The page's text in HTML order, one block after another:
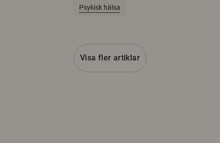
Psykisk hälsa
Visa fler artiklar